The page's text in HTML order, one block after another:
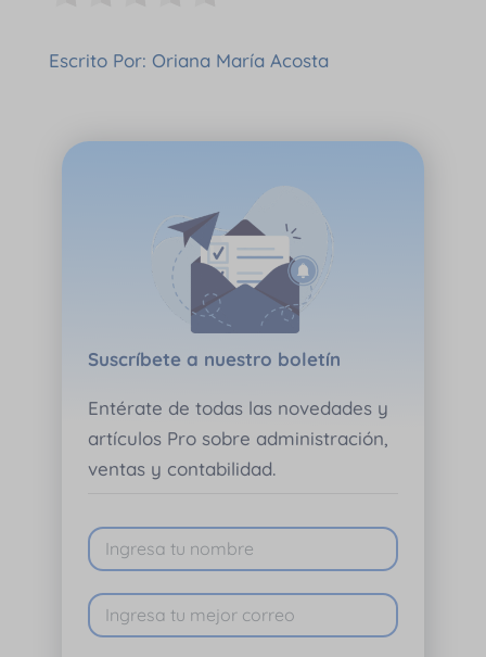
Escrito Por: Oriana María Acosta
Suscríbete a nuestro boletín
Entérate de todas las novedades y
artículos Pro sobre administración,
ventas y contabilidad.